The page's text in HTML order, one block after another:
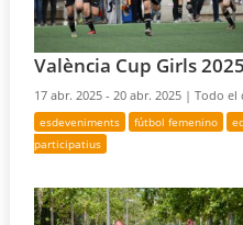
València Cup Girls 2025
17 abr. 2025 - 20 abr. 2025 |Todo el
esdeveniments fútbol femenino
participatius